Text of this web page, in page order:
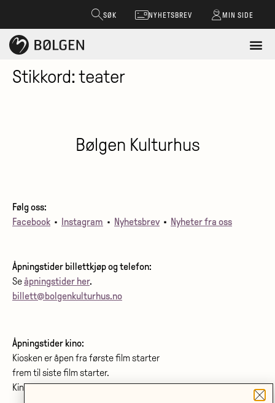
SØK NYHETSBREV MIN SIDE
Stikkord:teater
Bølgen Kulturhus
Følg oss:
Facebook • Instagram • Nyhetsbrev• Nyheter fra oss
Åpningstider billettkjøp og telefon:
Seåpningstider her.
billett@bolgenkulturhus.no
Åpningstider kino:
Kiosken er åpen fra første film starter
frem til siste film starter.
Kinoprogram:www.bolgenkino.no